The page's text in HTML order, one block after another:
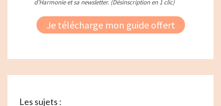
Les sujets :